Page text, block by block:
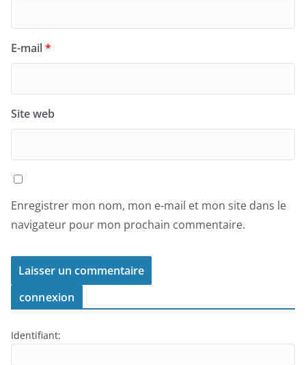
E-mail*
Site web
Enregistrer mon nom, mon e-mail et mon site dans le
navigateur pour mon prochain commentaire.
connexion
Identifiant: